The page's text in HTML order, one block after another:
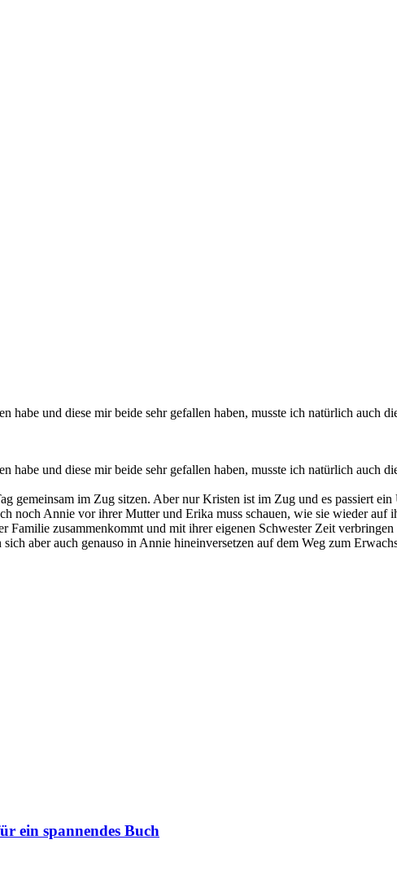
und diese mir beide sehr gefallen haben, musste ich natürlich auch
und diese mir beide sehr gefallen haben, musste ich natürlich auch
gemeinsam im Zug sitzen. Aber nur Kristen ist im Zug und es passiert
noch Annie vor ihrer Mutter und Erika muss schauen, wie sie wieder auf
zusammenkommt und mit ihrer eigenen Schwester Zeit
aber auch genauso in Annie hineinversetzen auf dem Weg zum
ein spannendes Buch